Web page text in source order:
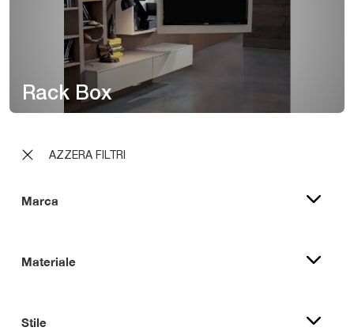
AZZERA FILTRI
Marca
Materiale
Stile
Rack Box